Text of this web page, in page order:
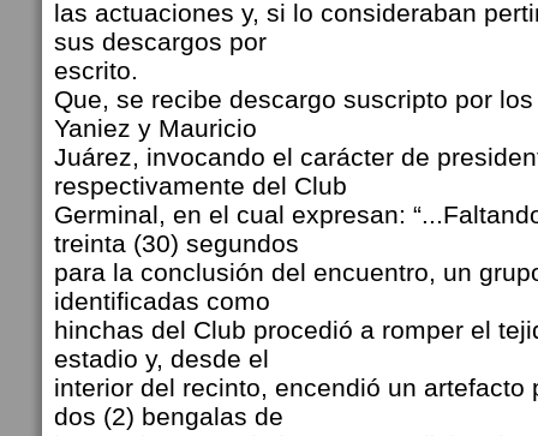
las actuaciones y, si lo consideraban
sus descargos por
escrito.
Que, se recibe descargo suscripto por
Yaniez y Mauricio
Juárez, invocando el carácter de
respectivamente del Club
Germinal, en el cual expresan:
treinta (30) segundos
para la conclusión del encuentro, un
identificadas como
hinchas del Club procedió a romper el
estadio y, desde el
interior del recinto, encendió un artefacto
dos (2) bengalas de